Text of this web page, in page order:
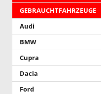
GEBRAUCHTFAHRZEUGE
Audi
BMW
Cupra
Dacia
Ford